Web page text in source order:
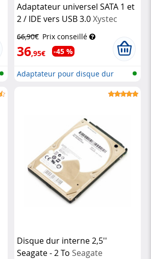
Adaptateur universel SATA 1 et
2 / IDE vers USB 3.0Xystec
66,90€ Prix conseillé
36,95€ -45 %
Adaptateur pour disque dur
Disque dur interne 2,5''
Seagate - 2 To Seagate